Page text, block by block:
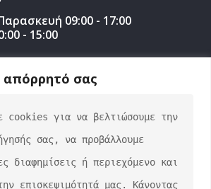
απόρρητό σας
cookies για να βελτιώσουμε την
σας, να προβάλλουμε
διαφημίσεις ή περιεχόμενο και
επισκεψιμότητά μας. Κάνοντας
09:00 - 17:00
- 15:00
| Development by George